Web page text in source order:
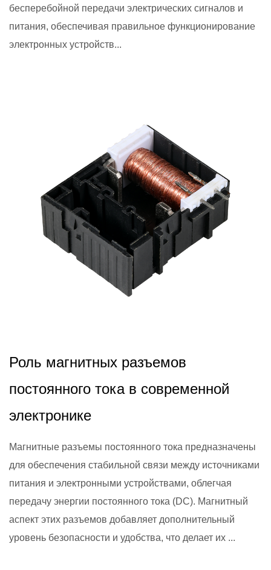
бесперебойной передачи электрических сигналов и
питания, обеспечивая правильное функционирование
электронных устройств...
Роль магнитных разъемов
постоянного тока в современной
электронике
Магнитные разъемы постоянного тока предназначены
для обеспечения стабильной связи между источниками
питания и электронными устройствами, облегчая
передачу энергии постоянного тока (DC). Магнитный
аспект этих разъемов добавляет дополнительный
уровень безопасности и удобства, что делает их ...